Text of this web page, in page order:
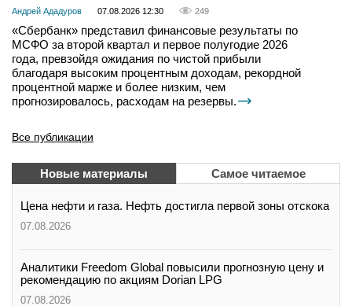
Андрей Ададуров 07.08.2026 12:30 249
«Сбербанк» представил финансовые результаты по
МСФО за второй квартал и первое полугодие 2026
года, превзойдя ожидания по чистой прибыли
благодаря высоким процентным доходам, рекордной
процентной марже и более низким, чем
прогнозировалось, расходам на резервы.
Все публикации
Новые материалы Самое читаемое
Цена нефти и газа. Нефть достигла первой зоны отскока
07.08.2026
Аналитики Freedom Global повысили прогнозную цену и
рекомендацию по акциям Dorian LPG
07.08.2026